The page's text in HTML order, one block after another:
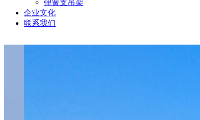
弹簧支吊架
企业文化
联系我们